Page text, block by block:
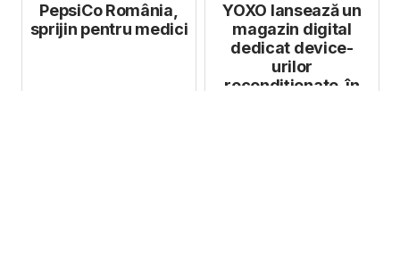
PepsiCo România,
sprijin pentru medici
YOXO lansează un
magazin digital
dedicat device-
urilor
recondiționate, în